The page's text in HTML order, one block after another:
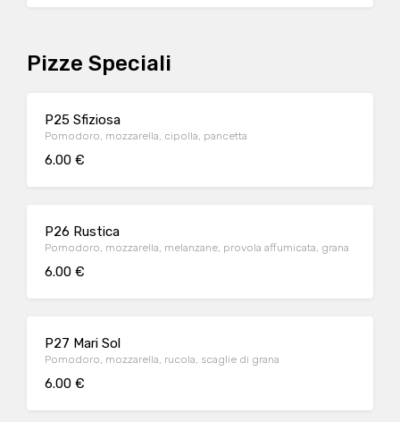
Pizze Speciali
P25 Sfiziosa
Pomodoro, mozzarella, cipolla, pancetta
6.00 €
P26 Rustica
Pomodoro, mozzarella, melanzane, provola affumicata, grana
6.00 €
P27 Mari Sol
Pomodoro, mozzarella, rucola, scaglie di grana
6.00 €